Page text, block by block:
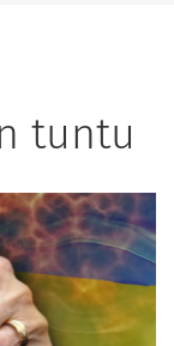
tuntu